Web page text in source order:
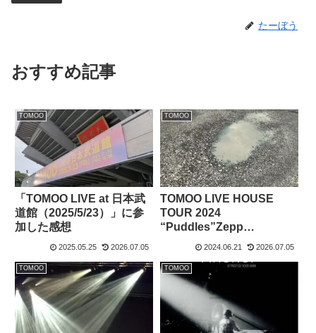
たーぼう
おすすめ記事
TOMOO
「TOMOO LIVE at 日本武
道館（2025/5/23）」に参
加した感想
2025.05.25 2026.07.05
TOMOO
TOMOO LIVE HOUSE
TOUR 2024
“Puddles”Zepp
Haneda(TOKYO)公演
感想
2024.06.21 2026.07.05
TOMOO TOMOO